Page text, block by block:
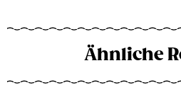
Ähnliche